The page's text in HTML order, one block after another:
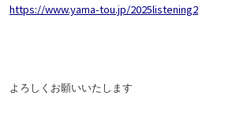
https://www.yama-tou.jp/2025listening2
よろしくお願いいたします